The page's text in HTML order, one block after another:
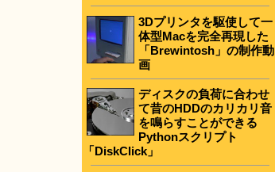
3Dプリンタを駆使して一
体型Macを完全再現した
「Brewintosh」の制作動
画
ディスクの負荷に合わせ
て昔のHDDのカリカリ音
を鳴らすことができる
Pythonスクリプト
「DiskClick」